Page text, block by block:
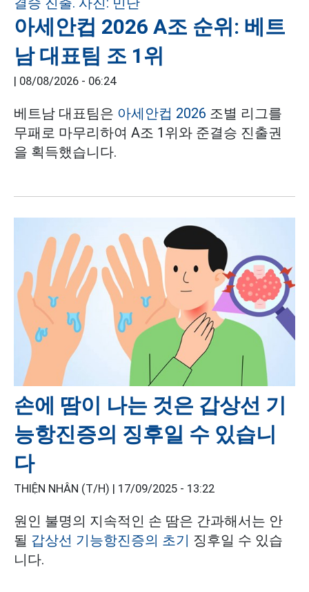
아세안컵 2026 A조 순위: 베트
남 대표팀 조 1위
| 08/08/2026 - 06:24
베트남 대표팀은 아세안컵 2026 조별 리그를
무패로 마무리하여 A조 1위와 준결승 진출권
을 획득했습니다.
손에 땀이 나는 것은 갑상선 기
능항진증의 징후일 수 있습니
다
THIỆN NHÂN (T/H) | 17/09/2025 - 13:22
원인 불명의 지속적인 손 땀은 간과해서는 안
될 갑상선 기능항진증의 초기 징후일 수 있습
니다.